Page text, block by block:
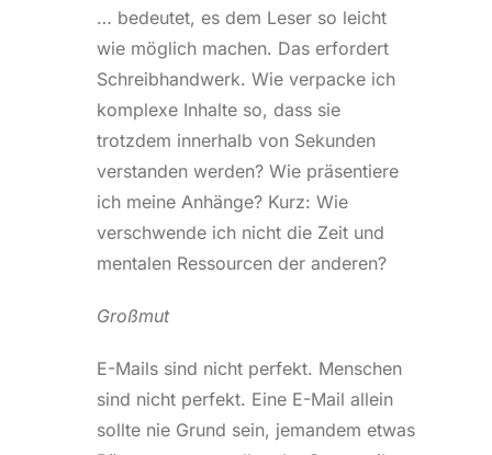
… bedeutet, es dem Leser so leicht
wie möglich machen. Das erfordert
Schreibhandwerk. Wie verpacke ich
komplexe Inhalte so, dass sie
trotzdem innerhalb von Sekunden
verstanden werden? Wie präsentiere
ich meine Anhänge? Kurz: Wie
verschwende ich nicht die Zeit und
mentalen Ressourcen der anderen?
Großmut
E-Mails sind nicht perfekt. Menschen
sind nicht perfekt. Eine E-Mail allein
sollte nie Grund sein, jemandem etwas